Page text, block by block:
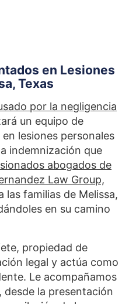
en Lesiones
Texas
por la negligencia
un equipo de
lesiones personales
indemnización que
abogados de
Law Group,
las familias de Melissa,
en su camino
propiedad de
legal y actúa como
Le acompañamos
desde la presentación